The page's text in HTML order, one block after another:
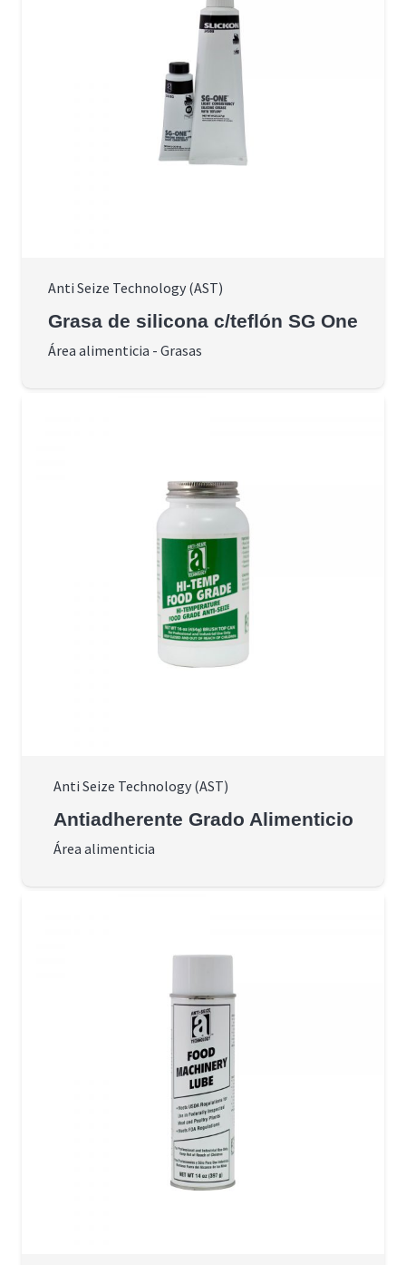
Anti Seize Technology (AST)
Grasa de silicona c/teflón SG One
Área alimenticia - Grasas
Anti Seize Technology (AST)
Antiadherente Grado Alimenticio
Área alimenticia